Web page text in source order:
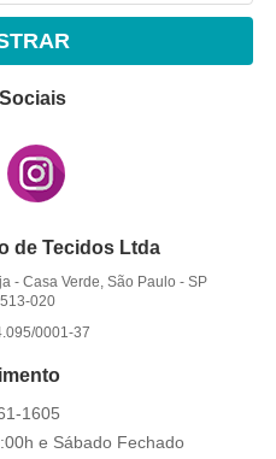
de Tecidos Ltda
- Casa Verde, São Paulo - SP
020
0001-37
1605
e Sábado Fechado